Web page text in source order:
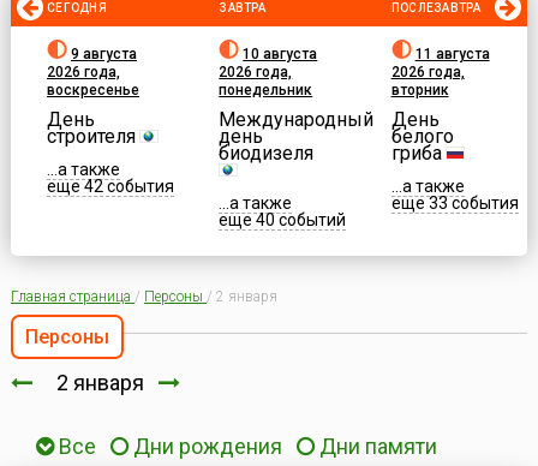
СЕГОДНЯ
9 августа
2026 года,
воскресенье
День
строителя
...а также
еще 42 события
ЗАВТРА
10 августа
2026 года,
понедельник
Международный
день
биодизеля
...а также
еще 40 событий
ПОСЛЕЗАВТРА
11 августа
2026 года,
вторник
День
белого
гриба
...а также
еще 33 события
Главная страница / Персоны / 2 января
Персоны
2 января
Все Дни рождения Дни памяти